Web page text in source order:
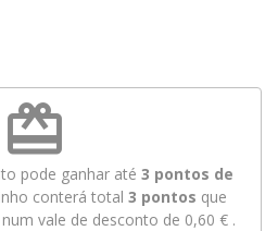
redeem
pode ganhar até 3 pontos de
conterá total 3 pontos que
vale de desconto de 0,60 €.